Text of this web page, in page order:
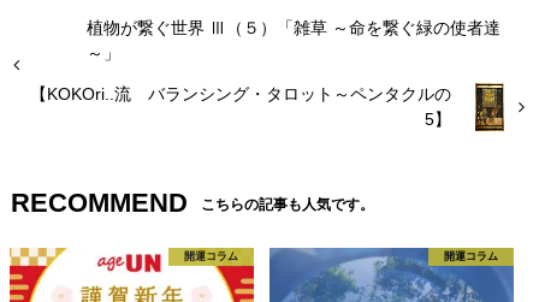
植物が繋ぐ世界 Ⅲ（５）「雑草 ～命を繋ぐ緑の使者達
～」
【KOKOri..流 バランシング・タロット～ペンタクルの
5】
RECOMMEND こちらの記事も人気です。
開運コラム 開運コラム